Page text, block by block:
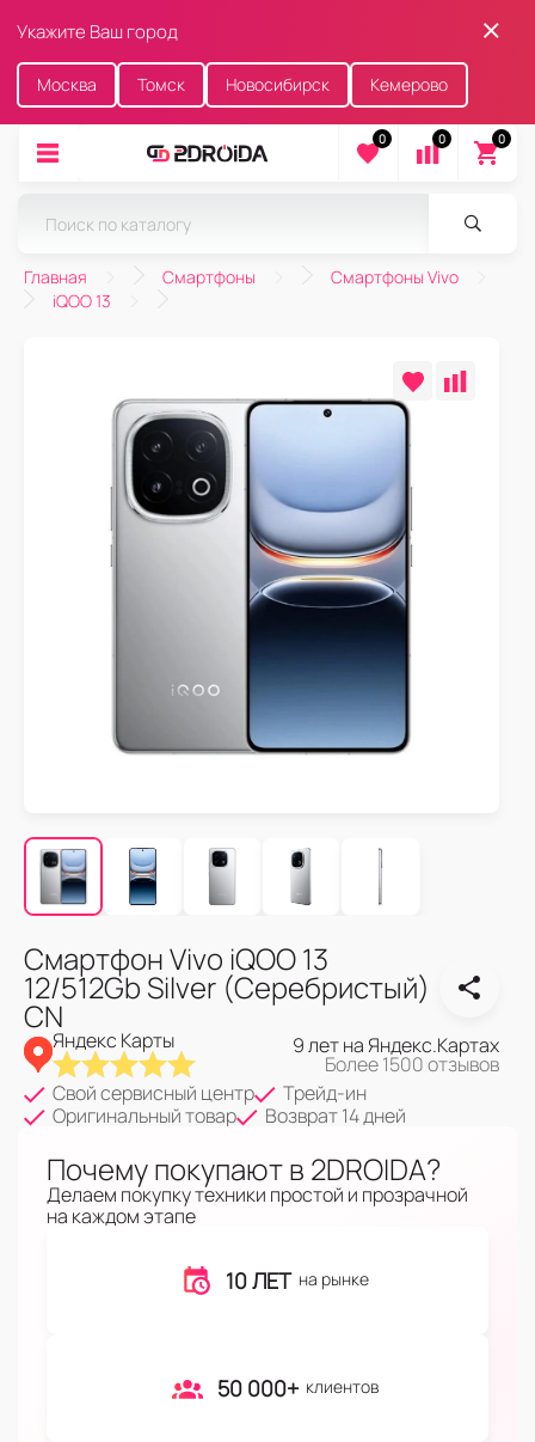
Укажите Ваш город
Москва Томск Новосибирск Кемерово
0 0 0
Главная Смартфоны
Смартфоны Vivo
iQOO 13
Смартфон Vivo iQOO 13
12/512Gb Silver (Серебристый)
CN
Яндекс Карты 9 лет на Яндекс.Картах
Более 1500 отзывов
Свой сервисный центр
Трейд-ин
Оригинальный товар
Возврат 14 дней
Почему покупают в 2DROIDA?
Делаем покупку техники простой и прозрачной
на каждом этапе
10 ЛЕТ на рынке
50 000+ клиентов